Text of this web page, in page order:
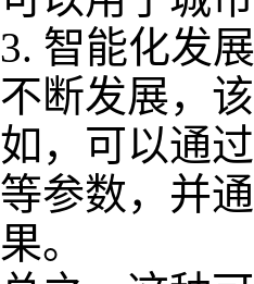
3. 智能化发
不断发展，
如，可以通
等参数，并
果。